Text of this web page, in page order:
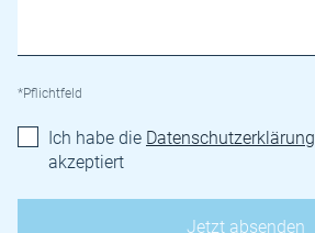
*Pflichtfeld
Ich habe die Datenschutzerklärung
akzeptiert